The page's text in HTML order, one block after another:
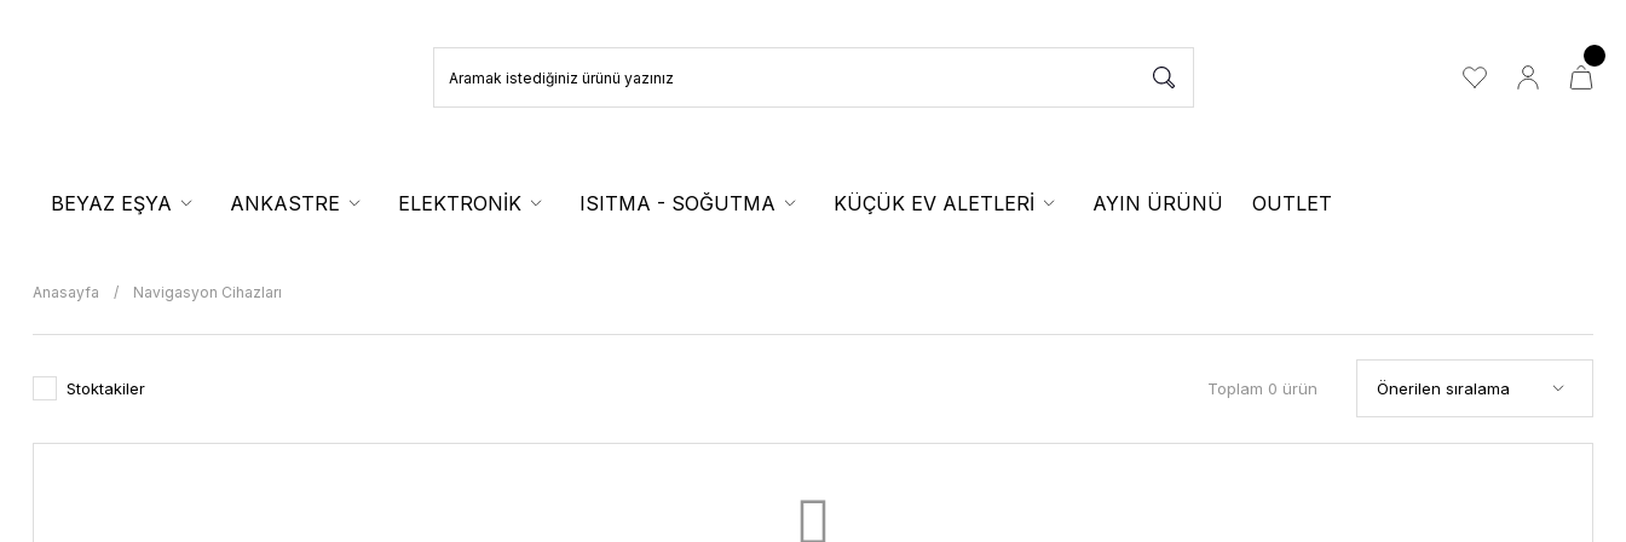
BEYAZ EŞYA ANKASTRE ELEKTRONİK ISITMA - SOĞUTMA KÜÇÜK EV ALETLERİ AYIN ÜRÜNÜ OUTLET
Anasayfa Navigasyon Cihazları
Stoktakiler Toplam 0 ürün